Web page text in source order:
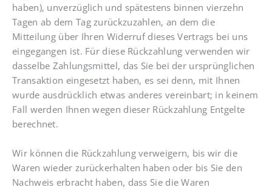
haben), unverzüglich und spätestens binnen vierzehn
Tagen ab dem Tag zurückzuzahlen, an dem die
Mitteilung über Ihren Widerruf dieses Vertrags bei uns
eingegangen ist. Für diese Rückzahlung verwenden wir
dasselbe Zahlungsmittel, das Sie bei der ursprünglichen
Transaktion eingesetzt haben, es sei denn, mit Ihnen
wurde ausdrücklich etwas anderes vereinbart; in keinem
Fall werden Ihnen wegen dieser Rückzahlung Entgelte
berechnet.
Wir können die Rückzahlung verweigern, bis wir die
Waren wieder zurückerhalten haben oder bis Sie den
Nachweis erbracht haben, dass Sie die Waren